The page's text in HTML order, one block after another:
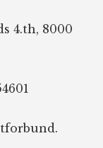
4.th, 8000